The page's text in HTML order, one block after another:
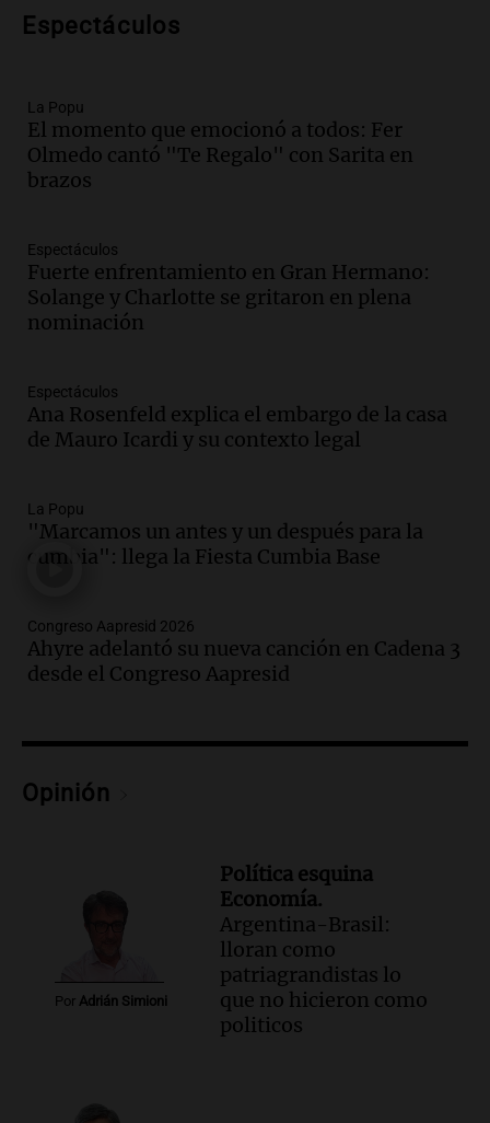
Panorama Federal
de fenómenos del superniño en el SEOM
el 7 de agosto
Panorama Federal
Episodios
conmovedora historia de "El Duende" y
su hija violinista
La Mesa de Café
Episodios
empresario Roberto Zagra en Tucumán
Panorama Federal
Episodios
del centro rosarino: "La gastronomía es
fundamental"
Noticias Rosario
clave declararán sobre velocidad en las
altas cumbres
Panorama Federal
Audio.Embajada china en Argentina
ejecutivos por trato con telefónica
La Expo Regional del Sur se
prepara con novedades para disfrutar en
La Baulal este fin de semana
Audio.Cerro Catedral recibe a 1.600
alumnos en programa de esquí escolar
Episodios
Espectáculos
La Popu
El momento que emocionó a todos: Fer
Olmedo cantó "Te Regalo" con Sarita en
brazos
Espectáculos
Fuerte enfrentamiento en Gran Hermano:
Solange y Charlotte se gritaron en plena
nominación
Espectáculos
Ana Rosenfeld explica el embargo de la casa
de Mauro Icardi y su contexto legal
La Popu
"Marcamos un antes y un después para la
cumbia": llega la Fiesta Cumbia Base
Congreso Aapresid 2026
Ahyre adelantó su nueva canción en Cadena 3
desde el Congreso Aapresid
Opinión
Por Adrián Simioni
Política esquina
Economía.
Argentina-Brasil:
lloran como
patriagrandistas lo
que no hicieron como
politicos